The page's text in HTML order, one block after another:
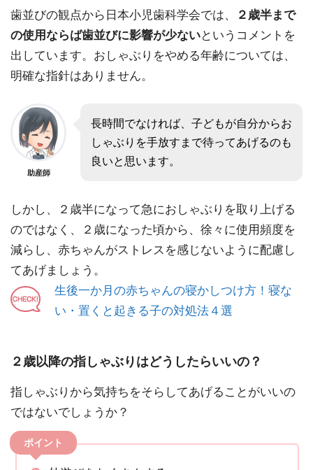
歯並びの観点から日本小児歯科学会では、
２歳半まで
の使用ならば歯並びに影響が少ないというコメントを
出しています。おしゃぶりをやめる年齢については、
明確な指針はありません。
助産師
長時間でなければ、子どもが自分からお
しゃぶりを手放すまで待ってあげるのも
良いと思います。
しかし、２歳半になって急におしゃぶりを取り上げる
のではなく、２歳になった頃から、徐々に使用頻度を
減らし、赤ちゃんがストレスを感じないように配慮し
てあげましょう。
生後一か月の赤ちゃんの寝かしつけ方！寝な
い・置くと起きる子の対処法４選
２歳以降の指しゃぶりはどうしたらいいの？
指しゃぶりから気持ちをそらしてあげることがいいの
ではないでしょうか？
ポイント